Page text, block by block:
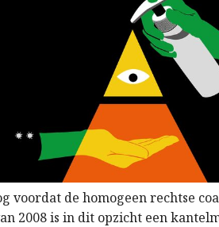
voordat de homogeen rechtse
2008 is in dit opzicht een